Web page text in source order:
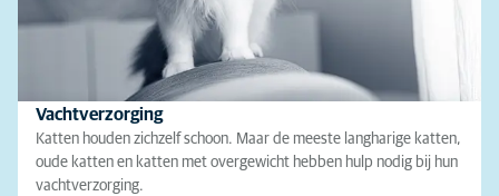
Vachtverzorging
Katten houden zichzelf schoon. Maar de meeste langharige katten,
oude katten en katten met overgewicht hebben hulp nodig bij hun
vachtverzorging.